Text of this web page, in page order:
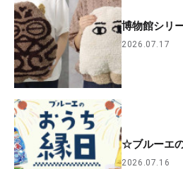
博物館シリ
2026.07.17
☆ブルーエ
2026.07.16